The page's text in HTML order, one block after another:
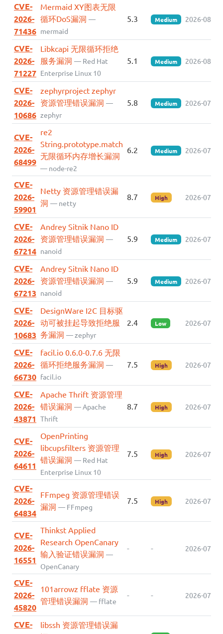
CVE-
2026-
71436
Mermaid XY图表无限
循环DoS漏洞 —
mermaid
5.3 Medium 2026-08-06
CVE-
2026-
71227
Libkcapi 无限循环拒绝
服务漏洞 — Red Hat
Enterprise Linux 10
5.1 Medium 2026-08-05
CVE-
2026-
10686
zephyrproject zephyr
资源管理错误漏洞 —
zephyr
5.8 Medium 2026-07-31
CVE-
2026-
68499
re2
String.prototype.match
无限循环内存增长漏洞
— node-re2
6.2 Medium 2026-07-30
CVE-
2026-
59901
Netty 资源管理错误漏
洞 — netty
8.7 High 2026-07-29
CVE-
2026-
67214
Andrey Sitnik Nano ID
资源管理错误漏洞 —
nanoid
5.9 Medium 2026-07-29
CVE-
2026-
67213
Andrey Sitnik Nano ID
资源管理错误漏洞 —
nanoid
5.9 Medium 2026-07-29
CVE-
2026-
10683
DesignWare I2C 目标驱
动可被挂起导致拒绝服
务漏洞 — zephyr
2.4 Low 2026-07-27
CVE-
2026-
66730
facil.io 0.6.0-0.7.6 无限
循环拒绝服务漏洞 —
facil.io
7.5 High 2026-07-27
CVE-
2026-
43871
Apache Thrift 资源管理
错误漏洞 — Apache
Thrift
8.7 High 2026-07-27
CVE-
2026-
64611
OpenPrinting
libcupsfilters 资源管理
错误漏洞 — Red Hat
Enterprise Linux 10
7.5 High 2026-07-23
CVE-
2026-
64834
FFmpeg 资源管理错误
漏洞 — FFmpeg
7.5 High 2026-07-22
CVE-
2026-
16551
Thinkst Applied
Research OpenCanary
输入验证错误漏洞 —
OpenCanary
- - 2026-07-22
CVE-
2026-
45820
101arrowz fflate 资源
管理错误漏洞 — fflate
- - 2026-07-22
CVE-
libssh 资源管理错误漏